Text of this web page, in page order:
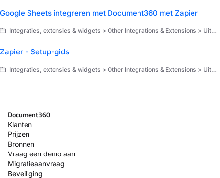
Google Sheets integreren met Document360 met Zapier
Integraties, extensies & widgets > Other Integrations & Extensions > Uitbreidingen > Zapier > Gebruiksscenario's van Zapier
Zapier - Setup-gids
Integraties, extensies & widgets > Other Integrations & Extensions > Uitbreidingen > Zapier
Document360
Klanten
Prijzen
Bronnen
Vraag een demo aan
Migratieaanvraag
Beveiliging